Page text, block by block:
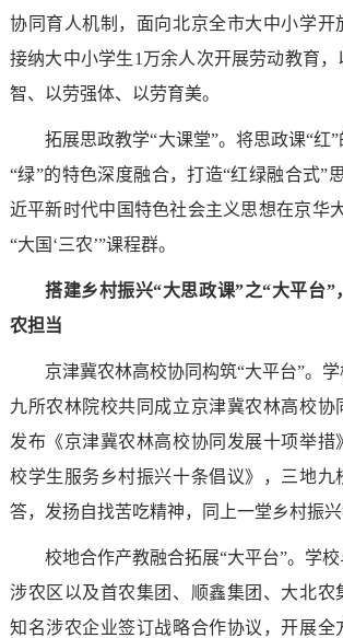
协同育人机制，面向北京全市大中小学开
接纳大中小学生1万余人次开展劳动教育
智、以劳强体、以劳育美。
拓展思政教学“大课堂”。将思政课“红
“绿”的特色深度融合，打造“红绿融合式”
近平新时代中国特色社会主义思想在京华
“大国‘三农’”课程群。
搭建乡村振兴“大思政课”之“大平台”
农担当
京津冀农林高校协同构筑“大平台”。
九所农林院校共同成立京津冀农林高校协
发布《京津冀农林高校协同发展十项举措
校学生服务乡村振兴十条倡议》，三地九
答，发扬自找苦吃精神，同上一堂乡村振兴
校地合作产教融合拓展“大平台”。学
涉农区以及首农集团、顺鑫集团、大北农
知名涉农企业签订战略合作协议，开展全